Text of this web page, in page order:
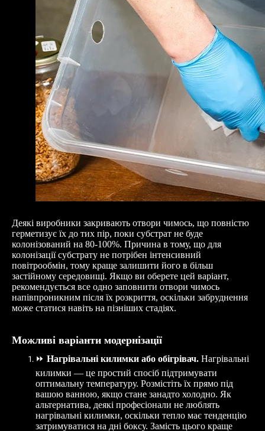
Деякі виробники закривають отвори чимось, що повністю
герметизує їх до тих пір, поки субстрат не буде
колонізований на 80-100%. Причина в тому, що для
колонізації субстрату не потрібен інтенсивний
повітрообмін, тому краще залишити його в більш
застійному середовищі. Якщо ви оберете цей варіант,
рекомендується все одно заповнити отвори чимось
напівпроникним після їх розкриття, оскільки забруднення
може статися навіть на пізніших стадіях.
Можливі варіанти модернізації
⏩ Нагрівальні килимки або обігрівач. Нагрівальні
килимки — це простий спосіб підтримувати
оптимальну температуру. Розмістіть їх прямо під
вашою ванною, якщо стане занадто холодно. Як
альтернатива, деякі професіонали не люблять
нагрівальні килимки, оскільки тепло має тенденцію
затримуватися на дні боксу. Замість цього краще